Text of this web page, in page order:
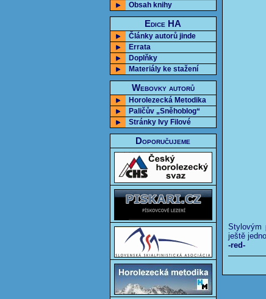
Obsah knihy
Edice HA
Články autorů jinde
Errata
Doplňky
Materiály ke stažení
Webovky autorů
Horolezecká Metodika
Paličův „Sněhoblog“
Stránky Ivy Filové
Doporučujeme
Stylovým
ještě
-red-